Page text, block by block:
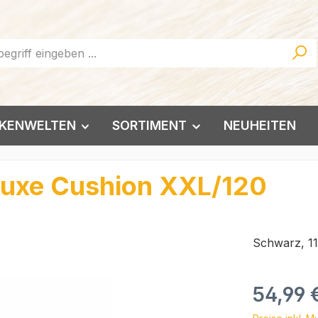
SORTIMENT NEUHEITEN
Cushion XXL/120
Schwarz,
Regulärer
54,99